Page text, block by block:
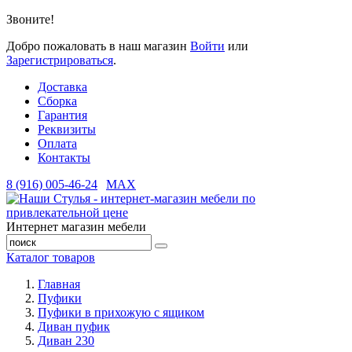
Звоните!
Добро пожаловать в наш магазин Войти или
Зарегистрироваться.
Доставка
Сборка
Гарантия
Реквизиты
Оплата
Контакты
8 (916) 005-46-24
MAX
Интернет магазин мебели
Каталог товаров
Главная
Пуфики
Пуфики в прихожую с ящиком
Диван пуфик
Диван 230